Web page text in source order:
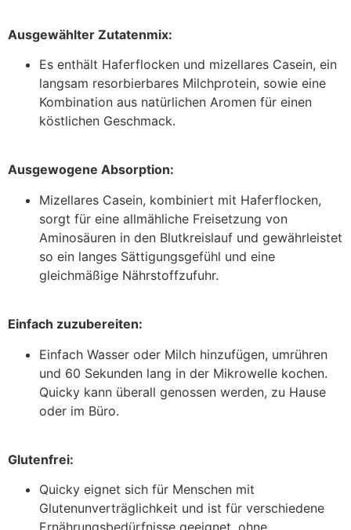
Ausgewählter Zutatenmix:
Es enthält Haferflocken und mizellares Casein, ein
langsam resorbierbares Milchprotein, sowie eine
Kombination aus natürlichen Aromen für einen
köstlichen Geschmack.
Ausgewogene Absorption:
Mizellares Casein, kombiniert mit Haferflocken,
sorgt für eine allmähliche Freisetzung von
Aminosäuren in den Blutkreislauf und gewährleistet
so ein langes Sättigungsgefühl und eine
gleichmäßige Nährstoffzufuhr.
Einfach zuzubereiten:
Einfach Wasser oder Milch hinzufügen, umrühren
und 60 Sekunden lang in der Mikrowelle kochen.
Quicky kann überall genossen werden, zu Hause
oder im Büro.
Glutenfrei:
Quicky eignet sich für Menschen mit
Glutenunverträglichkeit und ist für verschiedene